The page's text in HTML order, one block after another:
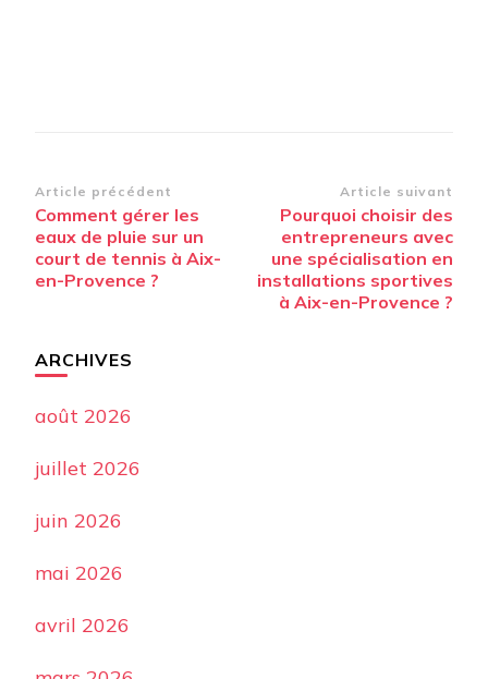
Navigation
d’article
Article précédent
Comment gérer les
eaux de pluie sur un
court de tennis à Aix-
en-Provence ?
Article suivant
Pourquoi choisir des
entrepreneurs avec
une spécialisation en
installations sportives
à Aix-en-Provence ?
ARCHIVES
août 2026
juillet 2026
juin 2026
mai 2026
avril 2026